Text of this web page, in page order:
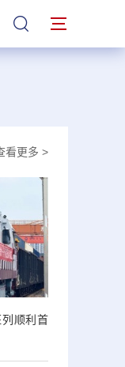
站内搜索
看更多 >
顺利首